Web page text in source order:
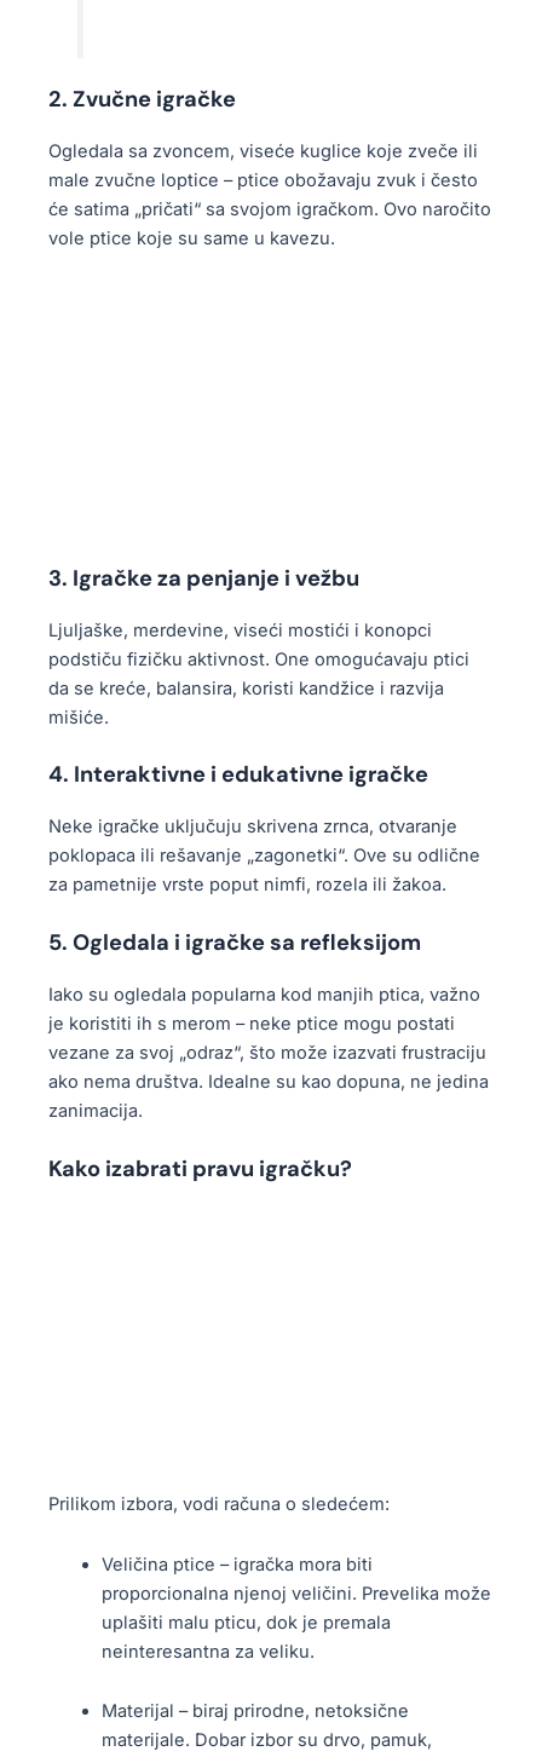
2. Zvučne igračke
Ogledala sa zvoncem, viseće kuglice koje zveče ili
male zvučne loptice – ptice obožavaju zvuk i često
će satima „pričati“ sa svojom igračkom. Ovo naročito
vole ptice koje su same u kavezu.
3. Igračke za penjanje i vežbu
Ljuljaške, merdevine, viseći mostići i konopci
podstiču fizičku aktivnost. One omogućavaju ptici
da se kreće, balansira, koristi kandžice i razvija
mišiće.
4. Interaktivne i edukativne igračke
Neke igračke uključuju skrivena zrnca, otvaranje
poklopaca ili rešavanje „zagonetki“. Ove su odlične
za pametnije vrste poput nimfi, rozela ili žakoa.
5. Ogledala i igračke sa refleksijom
Iako su ogledala popularna kod manjih ptica, važno
je koristiti ih s merom – neke ptice mogu postati
vezane za svoj „odraz“, što može izazvati frustraciju
ako nema društva. Idealne su kao dopuna, ne jedina
zanimacija.
Kako izabrati pravu igračku?
Prilikom izbora, vodi računa o sledećem:
Veličina ptice – igračka mora biti
proporcionalna njenoj veličini. Prevelika može
uplašiti malu pticu, dok je premala
neinteresantna za veliku.
Materijal – biraj prirodne, netoksične
materijale. Dobar izbor su drvo, pamuk,